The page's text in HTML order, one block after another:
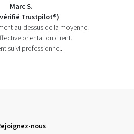
Marc S.
Trustpilot®)
au-dessus de la moyenne.
orientation client.
suivi professionnel.
nous